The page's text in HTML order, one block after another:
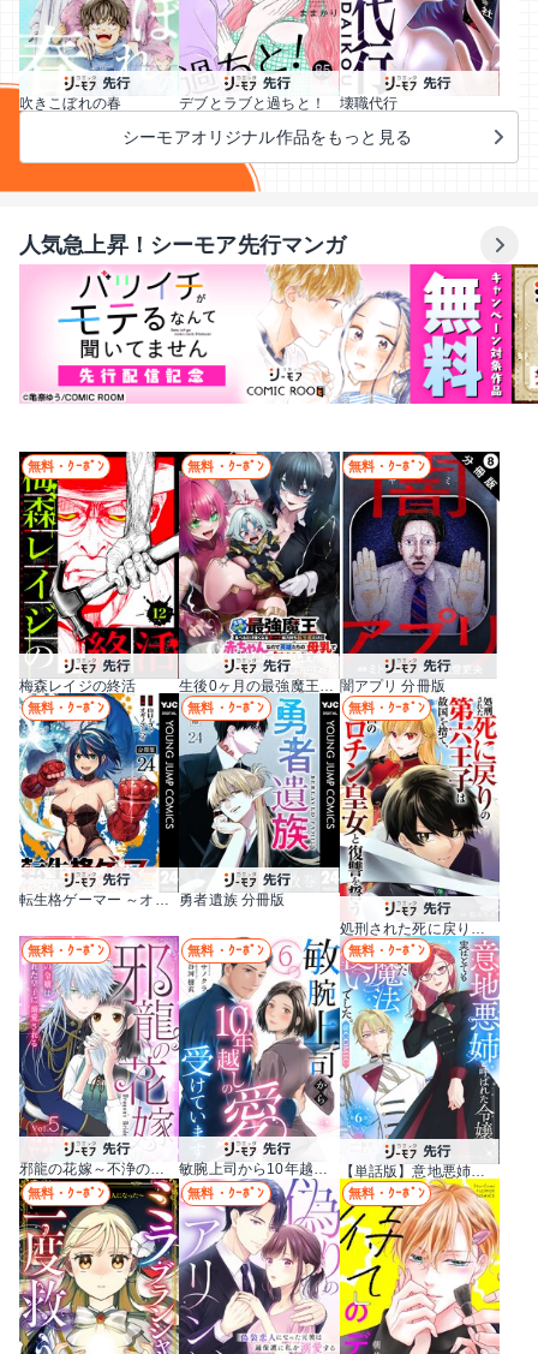
吹きこぼれの春 デブとラブと過ちと！ 壊職代行
シーモアオリジナル作品をもっと見る
人気急上昇！シーモア先行マンガ
無料・ｸｰﾎﾟﾝ
梅森レイジの終活
無料・ｸｰﾎﾟﾝ
生後0ヶ月の最強魔王 食べるだけ強くなるチート能力持ち転生者だけど赤ちゃんなので英雄たちの母乳で成長して無双します
無料・ｸｰﾎﾟﾝ
闇アプリ 分冊版
無料・ｸｰﾎﾟﾝ
転生格ゲーマー ～オジでも勝てる異世界攻略～ 分冊版
無料・ｸｰﾎﾟﾝ
勇者遺族 分冊版
無料・ｸｰﾎﾟﾝ
処刑された死に戻りの第六王子は故国を捨て、隣国のギロチン皇女と復讐を誓う（分冊版）
無料・ｸｰﾎﾟﾝ
邪龍の花嫁～不浄の令嬢は呪われた皇子に溺愛される～
無料・ｸｰﾎﾟﾝ
敏腕上司から10年越しの愛を受けています
無料・ｸｰﾎﾟﾝ
無料・ｸｰﾎﾟﾝ 無料・ｸｰﾎﾟﾝ 無料・ｸｰﾎﾟﾝ